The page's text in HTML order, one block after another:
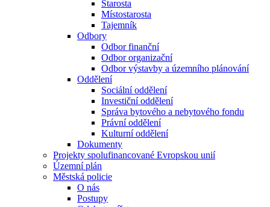
Starosta
Místostarosta
Tajemník
Odbory
Odbor finanční
Odbor organizační
Odbor výstavby a územního plánování
Oddělení
Sociální oddělení
Investiční oddělení
Správa bytového a nebytového fondu
Právní oddělení
Kulturní oddělení
Dokumenty
Projekty spolufinancované Evropskou unií
Územní plán
Městská policie
O nás
Postupy